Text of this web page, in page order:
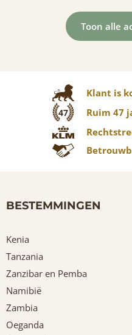
Toon alle
Klant is
47
Ruim 47
BESTEMMINGEN
Kenia
Tanzania
Zanzibar en Pemba
Namibië
Zambia
Oeganda